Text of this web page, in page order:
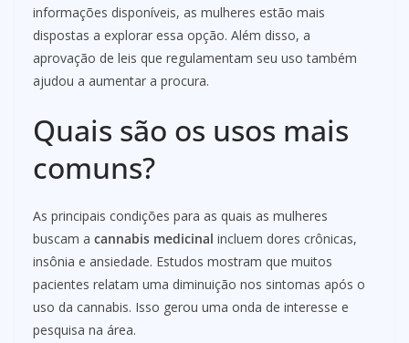
informações disponíveis, as mulheres estão mais
dispostas a explorar essa opção. Além disso, a
aprovação de leis que regulamentam seu uso também
ajudou a aumentar a procura.
Quais são os usos mais
comuns?
As principais condições para as quais as mulheres
buscam a cannabis medicinal incluem dores crônicas,
insônia e ansiedade. Estudos mostram que muitos
pacientes relatam uma diminuição nos sintomas após o
uso da cannabis. Isso gerou uma onda de interesse e
pesquisa na área.